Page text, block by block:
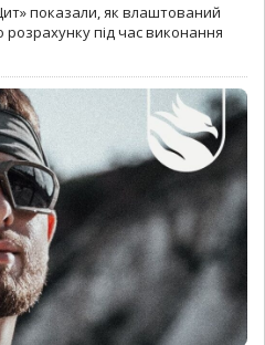
показали, як влаштований
під час виконання